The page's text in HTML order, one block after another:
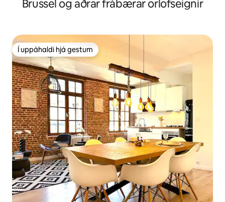
Brussel og aðrar frábærar orlofseignir
Í uppáhaldi hjá gestum
Í uppáhaldi hjá gestum